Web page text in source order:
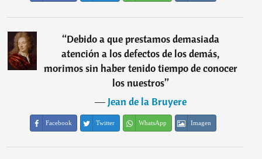
“Debido a que prestamos demasiada
atención a los defectos de los demás,
morimos sin haber tenido tiempo de conocer
los nuestros”
―Jean de la Bruyere
Facebook Twitter WhatsApp Imagen